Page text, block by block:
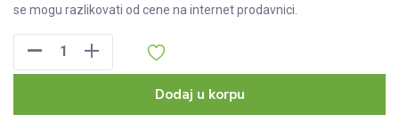
se mogu razlikovati od cene na internet prodavnici.
šampon
bojenje
Dodaj u korpu